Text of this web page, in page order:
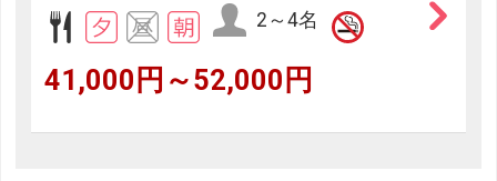
2～4名
41,000円～52,000円